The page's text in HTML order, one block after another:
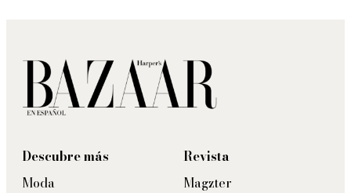
Descubre más
Moda
Revista
Magzter